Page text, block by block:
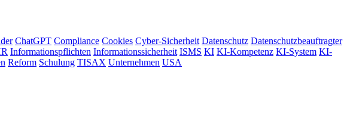
ChatGPT Compliance Cookies Cyber-Sicherheit Datenschutz Datenschutzbeauftragter
Informationspflichten Informationssicherheit ISMS KI KI-Kompetenz KI-System KI-
Reform Schulung TISAX Unternehmen USA